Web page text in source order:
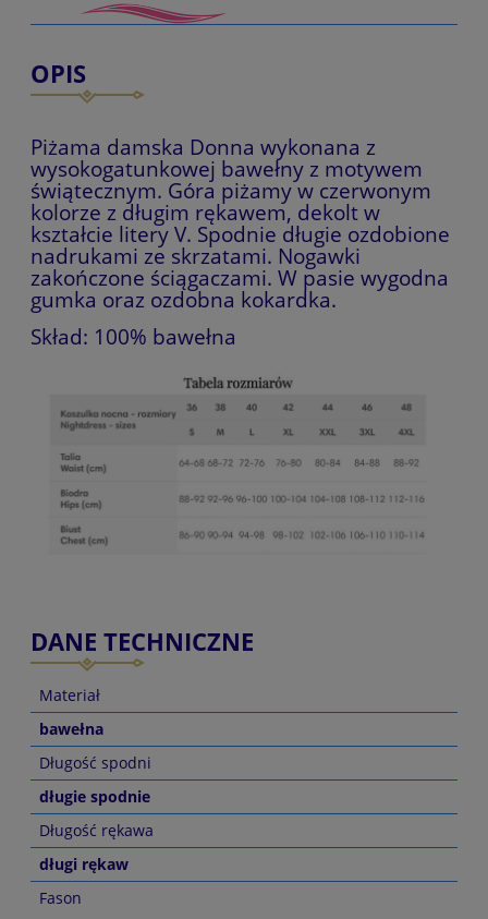
OPIS
Piżama damska Donna wykonana z
wysokogatunkowej bawełny z motywem
świątecznym. Góra piżamy w czerwonym
kolorze z długim rękawem, dekolt w
kształcie litery V. Spodnie długie ozdobione
nadrukami ze skrzatami. Nogawki
zakończone ściągaczami. W pasie wygodna
gumka oraz ozdobna kokardka.
Skład: 100% bawełna
DANE TECHNICZNE
Materiał
bawełna
Długość spodni
długie spodnie
Długość rękawa
długi rękaw
Fason